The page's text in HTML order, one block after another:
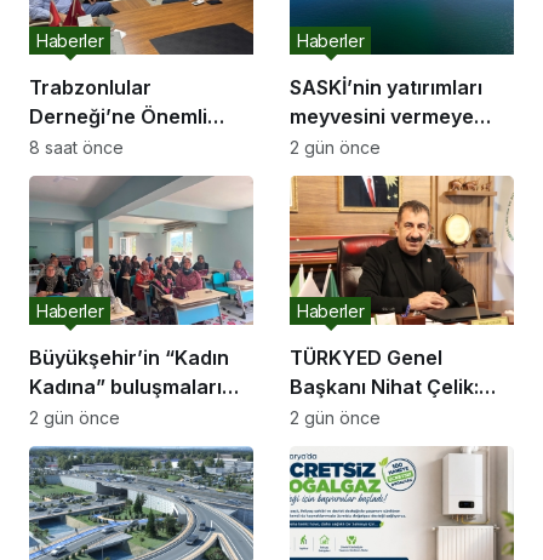
Trabzonlular
Derneği’ne Önemli
Ziyaret
Haberler
8 saat önce
SASKİ’nin yatırımları
meyvesini vermeye
başladı:
Haberler
2 gün önce
Büyükşehir’in “Kadın
Kadına” buluşmaları
Akyazı’da devam etti
Haberler
2 gün önce
TÜRKYED Genel
Başkanı Nihat Çelik:
“Gençliğine Sahip
Çıkmayan Milletler
Geleceğini İnşa
Edemez”
Haberler
2 gün önce